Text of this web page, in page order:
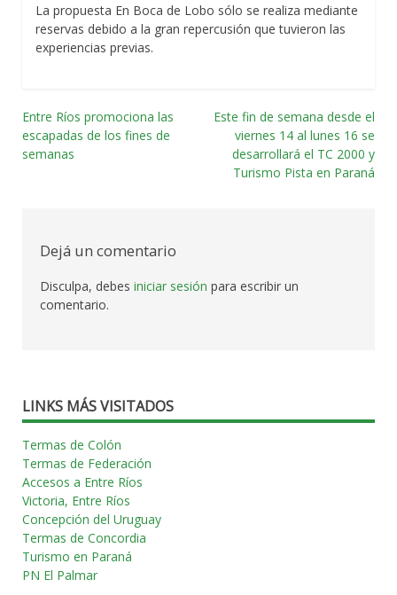
La propuesta En Boca de Lobo sólo se realiza mediante
reservas debido a la gran repercusión que tuvieron las
experiencias previas.
Navegación
por
Entre Ríos promociona las
escapadas de los fines de
semanas
Este fin de semana desde el
viernes 14 al lunes 16 se
desarrollará el TC 2000 y
Turismo Pista en Paraná
Dejá un comentario
Disculpa, debes iniciar sesión para escribir un
comentario.
LINKS MÁS VISITADOS
Termas de Colón
Termas de Federación
Accesos a Entre Ríos
Victoria, Entre Ríos
Concepción del Uruguay
Termas de Concordia
Turismo en Paraná
PN El Palmar